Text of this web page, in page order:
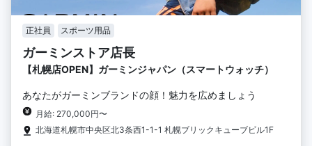
正社員 スポーツ用品
ガーミンストア店長
【札幌店OPEN】ガーミンジャパン（スマートウォッチ）
あなたがガーミンブランドの顔！魅力を広めましょう
月給: 270,000円〜
北海道札幌市中央区北3条西1-1-1 札幌ブリックキューブビル1F